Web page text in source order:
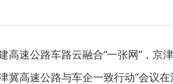
速公路车路云融合“一张网”，京
冀高速公路与车企一致行动”会议